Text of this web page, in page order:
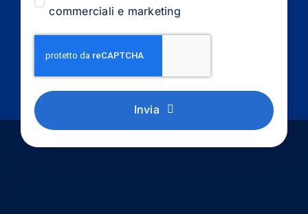
commerciali e marketing
Invia